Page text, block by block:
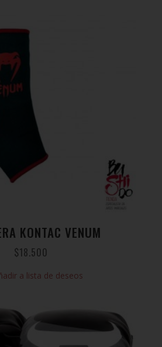
KONTAC VENUM
$18.500
a lista de deseos